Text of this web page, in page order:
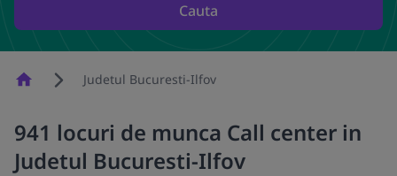
Cauta
HomepageJudetul Bucuresti-Ilfov
941 locuri de munca Call center in
Judetul Bucuresti-Ilfov